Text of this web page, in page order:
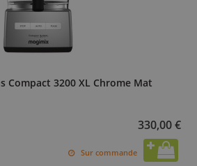
3200 XL Chrome Mat
330,00 €
Sur commande